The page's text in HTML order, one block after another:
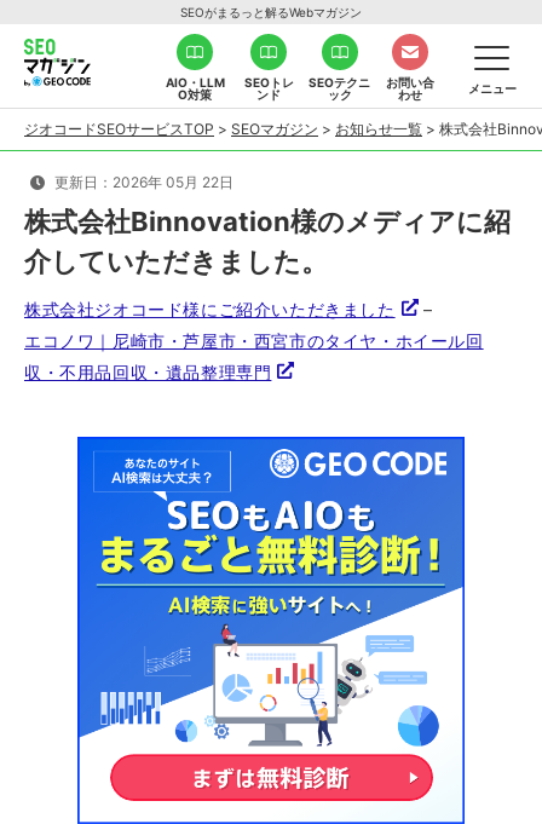
SEOがまるっと解るWebマガジン
AIO・LLM
O対策
SEOトレ
ンド
SEOテクニ
ック
お問い合
わせ
メニュー
ジオコードSEOサービスTOP > SEOマガジン > お知らせ一覧 > 株式会社
更新日：2026年 05月 22日
株式会社Binnovation様のメディアに紹
介していただきました。
株式会社ジオコード様にご紹介いただきました
–
エコノワ｜尼崎市・芦屋市・西宮市のタイヤ・ホイール回
収・不用品回収・遺品整理専門